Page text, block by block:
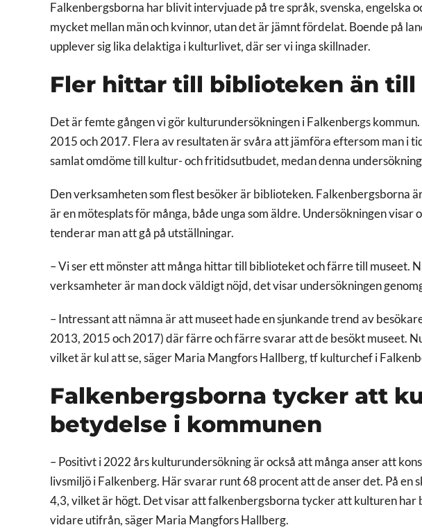
Falkenbergsborna har blivit intervjuade på tre språk, svenska, engelska
mycket mellan män och kvinnor, utan det är jämnt fördelat. Boende på
upplever sig lika delaktiga i kulturlivet, där ser vi inga skillnader.
Fler hittar till biblioteken än till
Det är femte gången vi gör kulturundersökningen i Falkenbergs
2015 och 2017. Flera av resultaten är svåra att jämföra eftersom man i
samlat omdöme till kultur- ochfritidsutbudet, medan denna
Den verksamheten som flest besöker är biblioteken. Falkenbergsborna
är en mötesplats för många, både unga som äldre. Undersökningen visar
tenderar man att gå på utställningar.
– Vi ser ett mönster att många hittar till biblioteket och färre till museet.
verksamheter är man dock väldigt nöjd, det visar undersökningen
– Intressant att nämna är att museet hade en sjunkande trend av
2013, 2015 och 2017) där färre och färre svarar att de besökt museet.
vilket är kul att se, säger Maria Mangfors Hallberg, tf kulturchef i
Falkenbergsborna tycker att
betydelse i kommunen
– Positivt i 2022 års kulturundersökning är också att många anser att
livsmiljö i Falkenberg. Här svarar runt 68 procent att de anser det. På en
4,3, vilket är högt. Det visar att falkenbergsborna tycker att kulturen har
vidare utifrån, säger Maria Mangfors Hallberg.